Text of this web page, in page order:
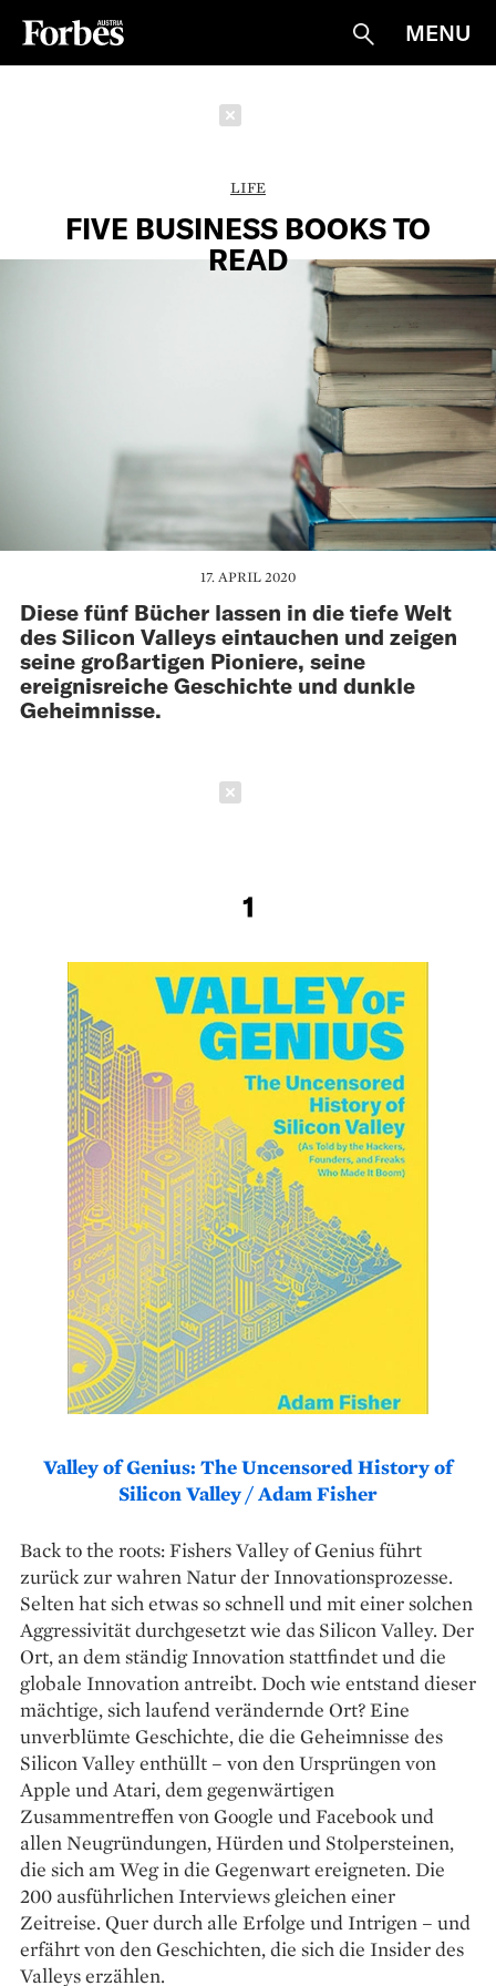
Suche
MENU
LIFE
FIVE BUSINESS BOOKS TO
READ
17. APRIL 2020
Diese fünf Bücher lassen in die tiefe Welt
des Silicon Valleys eintauchen und zeigen
seine großartigen Pioniere, seine
ereignisreiche Geschichte und dunkle
Geheimnisse.
1
Valley of Genius: The Uncensored History of
Silicon Valley / Adam Fisher
Back to the roots: Fishers Valley of Genius führt
zurück zur wahren Natur der Innovationsprozesse.
Selten hat sich etwas so schnell und mit einer solchen
Aggressivität durchgesetzt wie das Silicon Valley. Der
Ort, an dem ständig Innovation stattfindet und die
globale Innovation antreibt. Doch wie entstand dieser
mächtige, sich laufend verändernde Ort? Eine
unverblümte Geschichte, die die Geheimnisse des
Silicon Valley enthüllt – von den Ursprüngen von
Apple und Atari, dem gegenwärtigen
Zusammentreffen von Google und Facebook und
allen Neugründungen, Hürden und Stolpersteinen,
die sich am Weg in die Gegenwart ereigneten. Die
200 ausführlichen Interviews gleichen einer
Zeitreise. Quer durch alle Erfolge und Intrigen – und
erfährt von den Geschichten, die sich die Insider des
Valleys erzählen.